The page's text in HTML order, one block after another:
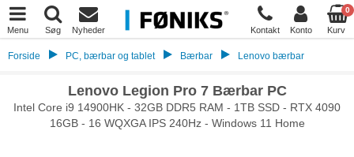
Menu Søg Nyheder Kontakt Konto
0
Kurv
Forside PC, bærbar og tablet Bærbar Lenovo bærbar
Lenovo Legion Pro 7 Bærbar PC
Intel Core i9 14900HK - 32GB DDR5 RAM - 1TB SSD - RTX 4090
16GB - 16 WQXGA IPS 240Hz - Windows 11 Home